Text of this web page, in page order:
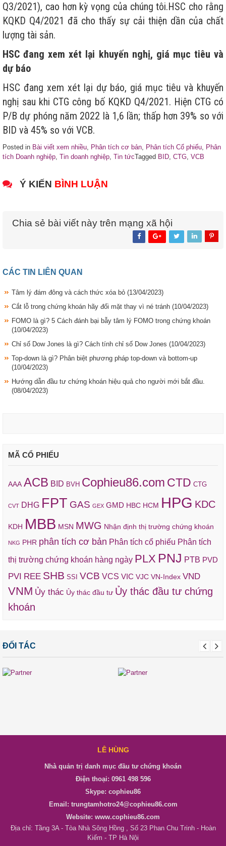
Q3/2021), cao hơn kỳ vọng của chúng tôi.HSC cho rằng
KQKD Q4/2021 đã cho thấy sự cải thiện dần của chất
lượng tài sản.
HSC đang xem xét lại khuyến nghị, giá mục tiêu và
dự báo
HSC đang xem xét lại dự báo, giá mục tiêu và khuyến
nghị sau khi CTG công bố KQKD Q4/2021. Hiện CTG có
P/B dự phóng năm 2022 là 1,6 lần; thấp hơn 39% so với
BID và 45% so với VCB.
Posted in Bài viết xem nhiều, Phân tích cơ bản, Phân tích Cổ phiếu, Phân
tích Doanh nghiệp, Tin doanh nghiệp, Tin tứcTagged BID, CTG, VCB
Ý KIẾN BÌNH LUẬN
Chia sẻ bài viết này trên mạng xã hội
CÁC TIN LIÊN QUAN
Tâm lý đám đông và cách thức xóa bỏ (13/04/2023)
Cắt lỗ trong chứng khoán hãy đối mặt thay vì né tránh (10/04/2023)
FOMO là gì? 5 Cách đánh bại bẫy tâm lý FOMO trong chứng khoán
(10/04/2023)
Chỉ số Dow Jones là gì? Cách tính chỉ số Dow Jones (10/04/2023)
Top-down là gì? Phân biệt phương pháp top-down và bottom-up
(10/04/2023)
Hướng dẫn đầu tư chứng khoán hiệu quả cho người mới bắt đầu.
(08/04/2023)
MÃ CỔ PHIẾU
AAA ACB BID BVH Cophieu86.com CTD CTG
CVT DHG FPT GAS GEX GMD HBC HCM HPG KDC
KDH MBB MSN MWG Nhận định thị trường chứng khoán
NKG PHR phân tích cơ bản Phân tích cổ phiếu Phân tích
thị trường chứng khoán hàng ngày PLX PNJ PTB PVD
PVI REE SHB SSI VCB VCS VIC VJC VN-Index VND
VNM Ủy thác Ủy thác đầu tư Ủy thác đầu tư chứng
khoán
ĐỐI TÁC
LÊ HÙNG
Nhà quản trị danh mục đầu tư chứng khoán
Điện thoại: 0961 498 596
Skype: cophieu86
Email: trungtamhotro24@cophieu86.com
Website: www.cophieu86.com
Địa chỉ: Tầng 3A - Tòa Nhà Sông Hồng , Số 23 Phan Chu Trinh - Hoàn
Kiếm - TP Hà Nội